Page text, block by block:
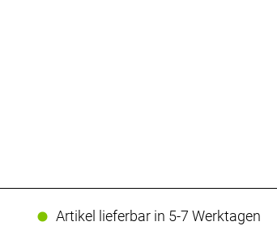
Artikel lieferbar in 5-7 Werktagen